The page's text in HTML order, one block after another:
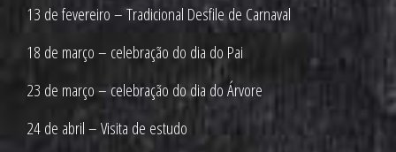
13 de fevereiro – Tradicional Desfile de Carnaval
18 de março – celebração do dia do Pai
23 de março – celebração do dia do Árvore
24 de abril – Visita de estudo